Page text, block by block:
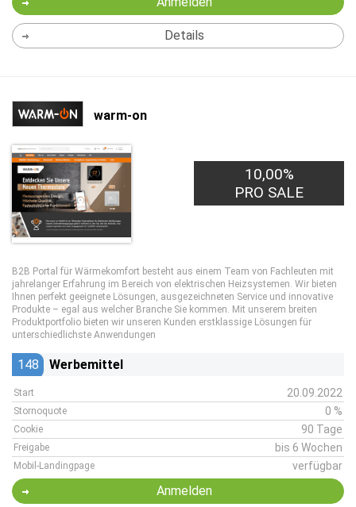
Details
warm-on
10,00%
PRO SALE
B2B Portal für Wärmekomfort besteht aus einem Team von Fachleuten mit
jahrelanger Erfahrung im Bereich von elektrischen Heizsystemen. Wir bieten
Ihnen perfekt geeignete Lösungen, ausgezeichneten Service und innovative
Produkte – egal aus welcher Branche Sie kommen. Mit unserem breiten
Produktportfolio bieten wir unseren Kunden erstklassige Lösungen für
unterschiedlichste Anwendungen
148 Werbemittel
Start 20.09.2022
Stornoquote 0 %
Cookie 90 Tage
Freigabe bis 6 Wochen
Mobil-Landingpage verfügbar
Anmelden